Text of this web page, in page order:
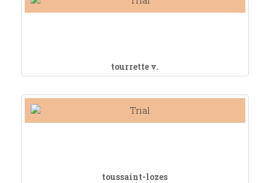
tourrette v.
toussaint-lozes